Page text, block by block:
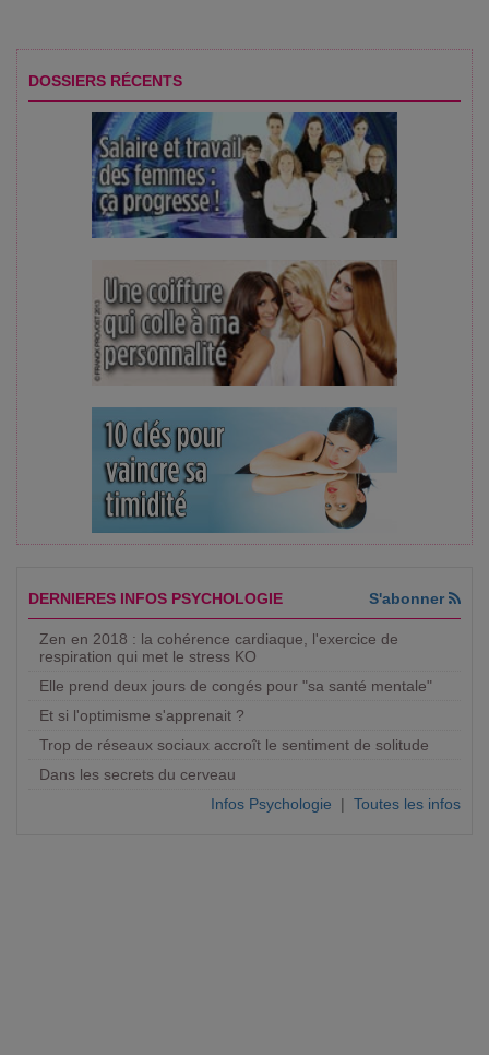
DOSSIERS RÉCENTS
DERNIERES INFOS PSYCHOLOGIE S'abonner
Zen en 2018 : la cohérence cardiaque, l'exercice de
respiration qui met le stress KO
Elle prend deux jours de congés pour "sa santé mentale"
Et si l'optimisme s'apprenait ?
Trop de réseaux sociaux accroît le sentiment de solitude
Dans les secrets du cerveau
Infos Psychologie | Toutes les infos